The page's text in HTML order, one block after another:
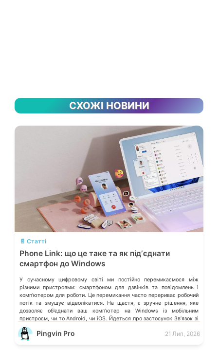
СХОЖІ НОВИНИ
💬
📄 Статті
Phone Link: що це таке та як підʼєднати
смартфон до Windows
У сучасному цифровому світі ми постійно перемикаємося між
різними пристроями: смартфоном для дзвінків та повідомлень і
компʼютером для роботи. Це перемикання часто перериває робочий
потік та змушує відволікатися. На щастя, є зручне рішення, яке
дозволяє обʼєднати ваш компʼютер на Windows із мобільним
пристроєм, чи то Android, чи iOS. Йдеться про застосунок Звʼязок зі
смартфоном (Phone Link) від Microsoft, що перетворює ваш ПК на
своєрідний «міст» до функцій смартфона.
Pingvin Pro 21 Лип, 2026